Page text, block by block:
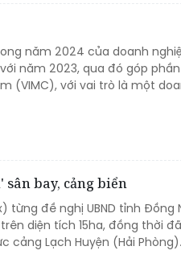
năm 2024 của doanh
năm 2023, qua đó góp
(VIMC), với vai trò là một
bay, cảng biển
từng đề nghị UBND tỉnh Đồng
diện tích 15ha, đồng thời
cảng Lạch Huyện (Hải Phòng).